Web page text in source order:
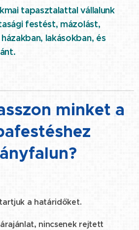
tapasztalattal vállalunk
festést, mázolást,
lakásokban, és
minket a
a határidőket.
nincsenek rejtett